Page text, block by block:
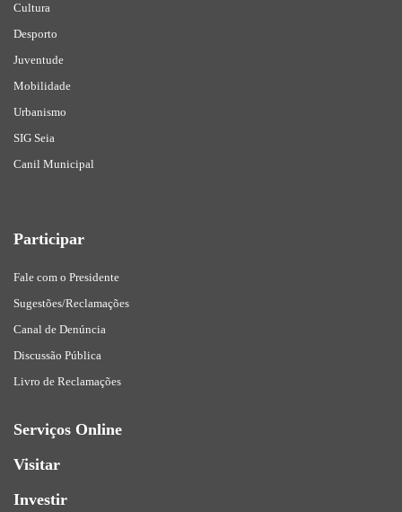
Cultura
Desporto
Juventude
Mobilidade
Urbanismo
SIG Seia
Canil Municipal
Participar
Fale com o Presidente
Sugestões/Reclamações
Canal de Denúncia
Discussão Pública
Livro de Reclamações
Serviços Online
Visitar
Investir